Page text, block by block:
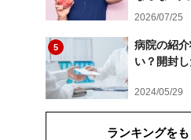
2026/07/25
5
病院の紹
い？開封
2024/05/29
ランキングを